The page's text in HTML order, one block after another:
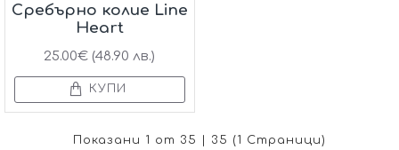
Сребърно колие Line
Heart
25.00€ (48.90 лв.)
КУПИ
Показани 1 от 35 | 35 (1 Страници)